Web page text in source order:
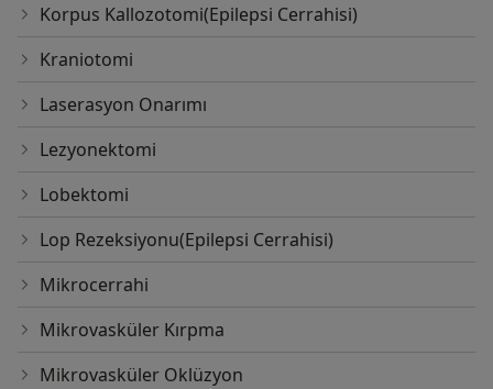
Korpus Kallozotomi(Epilepsi Cerrahisi)
Kraniotomi
Laserasyon Onarımı
Lezyonektomi
Lobektomi
Lop Rezeksiyonu(Epilepsi Cerrahisi)
Mikrocerrahi
Mikrovasküler Kırpma
Mikrovasküler Oklüzyon